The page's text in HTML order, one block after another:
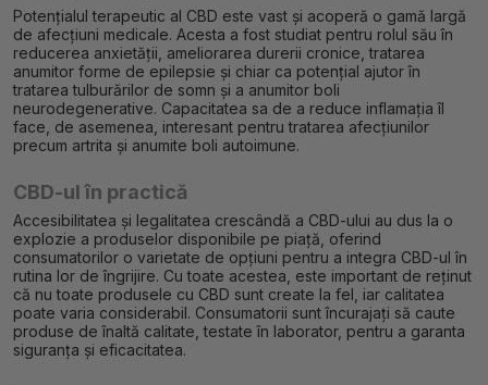
Potențialul terapeutic al CBD este vast și acoperă o gamă largă
de afecțiuni medicale. Acesta a fost studiat pentru rolul său în
reducerea anxietății, ameliorarea durerii cronice, tratarea
anumitor forme de epilepsie și chiar ca potențial ajutor în
tratarea tulburărilor de somn și a anumitor boli
neurodegenerative. Capacitatea sa de a reduce inflamația îl
face, de asemenea, interesant pentru tratarea afecțiunilor
precum artrita și anumite boli autoimune.
CBD-ul în practică
Accesibilitatea și legalitatea crescândă a CBD-ului au dus la o
explozie a produselor disponibile pe piață, oferind
consumatorilor o varietate de opțiuni pentru a integra CBD-ul în
rutina lor de îngrijire. Cu toate acestea, este important de reținut
că nu toate produsele cu CBD sunt create la fel, iar calitatea
poate varia considerabil. Consumatorii sunt încurajați să caute
produse de înaltă calitate, testate în laborator, pentru a garanta
siguranța și eficacitatea.